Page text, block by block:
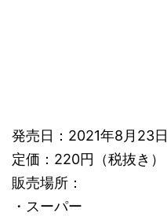
発売日：2021年8月23日
定価：220円（税抜き）
販売場所：
・スーパー